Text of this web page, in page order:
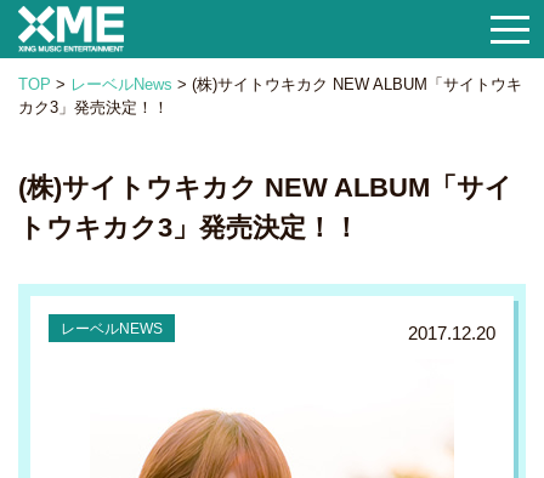
TOP > レーベルNews > (株)サイトウキカク NEW ALBUM「サイトウキ
カク3」発売決定！！
(株)サイトウキカク NEW ALBUM「サイ
トウキカク3」発売決定！！
2017.12.20